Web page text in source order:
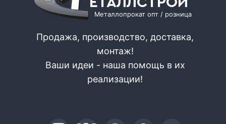
Металлопрокат опт / розница
Продажа, производство, доставка,
монтаж!
Ваши идеи - наша помощь в их
реализации!